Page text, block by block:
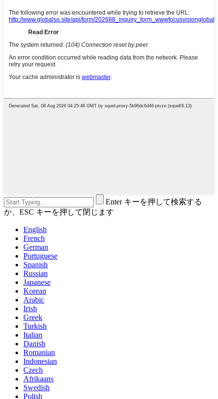
Enter キーを押して検索する
か、ESC キーを押して閉じます
English
French
German
Portuguese
Spanish
Russian
Japanese
Korean
Arabic
Irish
Greek
Turkish
Italian
Danish
Romanian
Indonesian
Czech
Afrikaans
Swedish
Polish